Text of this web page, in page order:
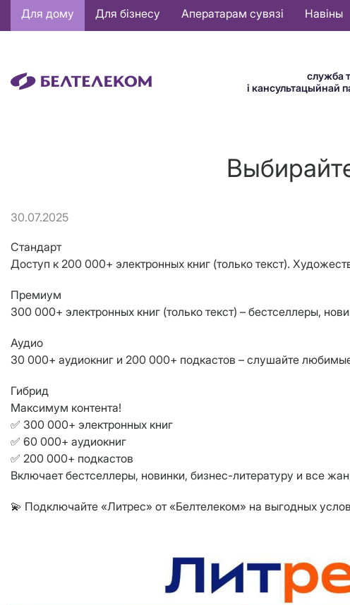
Основная
навигация
Для дому Для бізнесу Аператарам сувязі Навіны
служба
і кансультацыйнай
30.07.2025
Стандарт
Доступ к 200 000+ электронных книг (только текст).
Премиум
300 000+ электронных книг (только текст) – бестселлеры,
Аудио
30 000+ аудиокниг и 200 000+ подкастов – слушайте
Гибрид
Максимум контента!
✅ 300 000+ электронных книг
✅ 60 000+ аудиокниг
✅ 200 000+ подкастов
Включает бестселлеры, новинки, бизнес-литературу и все
💫 Подключайте «Литрес» от «Белтелеком» на выгодных